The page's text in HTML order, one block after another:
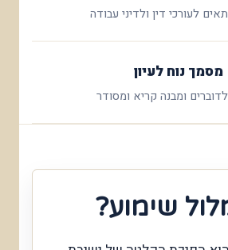
לעורכי דין ולדיני עבודה
מסמך נוח לעיון
ומבנה קריא ומסודר
שימוע?